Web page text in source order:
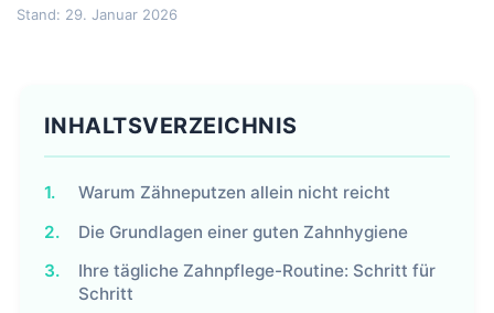
Stand: 29. Januar 2026
INHALTSVERZEICHNIS
1.
Warum Zähneputzen allein nicht reicht
2.
Die Grundlagen einer guten Zahnhygiene
3.
Ihre tägliche Zahnpflege-Routine: Schritt für
Schritt